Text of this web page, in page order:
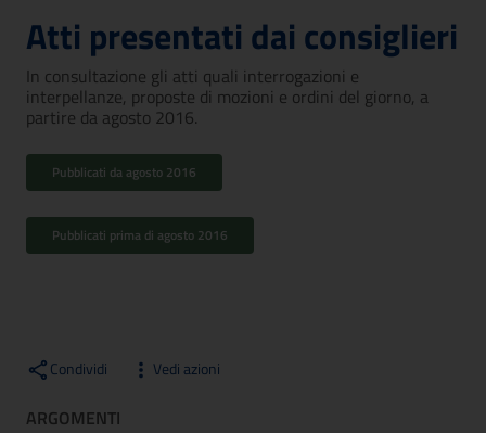
Atti presentati dai consiglieri
In consultazione gli atti quali interrogazioni e
interpellanze, proposte di mozioni e ordini del giorno, a
partire da agosto 2016.
Pubblicati da agosto 2016
Pubblicati prima di agosto 2016
Condividi Vedi azioni
ARGOMENTI